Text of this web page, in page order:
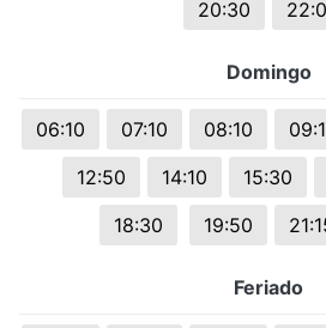
20:30
Domingo
06:10 07:10 08:10
12:50
14:10 15:30
18:30
19:50
Feriado